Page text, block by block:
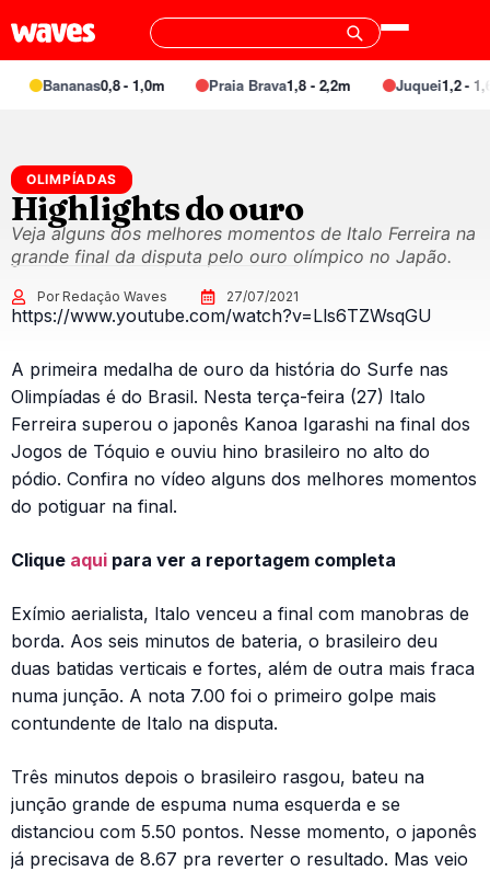
Bananas0,8 - 1,0m Praia Brava1,8 - 2,2m Juquei1,2 - 1,6m
OLIMPÍADAS
Highlights do ouro
Veja alguns dos melhores momentos de Italo Ferreira na
grande final da disputa pelo ouro olímpico no Japão.
Por Redação Waves 27/07/2021
https://www.youtube.com/watch?v=Lls6TZWsqGU
A primeira medalha de ouro da história do Surfe nas
Olimpíadas é do Brasil. Nesta terça-feira (27) Italo
Ferreira superou o japonês Kanoa Igarashi na final dos
Jogos de Tóquio e ouviu hino brasileiro no alto do
pódio. Confira no vídeo alguns dos melhores momentos
do potiguar na final.
Clique aqui para ver a reportagem completa
Exímio aerialista, Italo venceu a final com manobras de
borda. Aos seis minutos de bateria, o brasileiro deu
duas batidas verticais e fortes, além de outra mais fraca
numa junção. A nota 7.00 foi o primeiro golpe mais
contundente de Italo na disputa.
Três minutos depois o brasileiro rasgou, bateu na
junção grande de espuma numa esquerda e se
distanciou com 5.50 pontos. Nesse momento, o japonês
já precisava de 8.67 pra reverter o resultado. Mas veio